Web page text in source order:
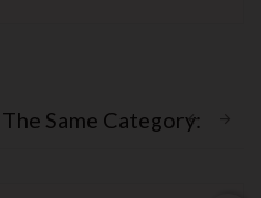
Same Category: